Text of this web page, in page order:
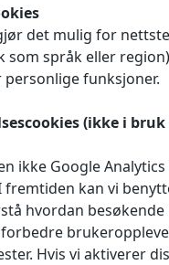
det mulig for
som språk eller
funksjoner.
(ikke i
ikke Google
fremtiden kan vi
hvordan
Hvis vi aktiverer